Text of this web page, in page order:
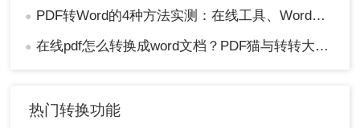
● PDF转Word的4种方法实测：在线工具、Word、Adobe与开源软件对比！！
● 在线pdf怎么转换成word文档？PDF猫与转转大师2种在线工具使用指南与功能对比！
热门转换功能